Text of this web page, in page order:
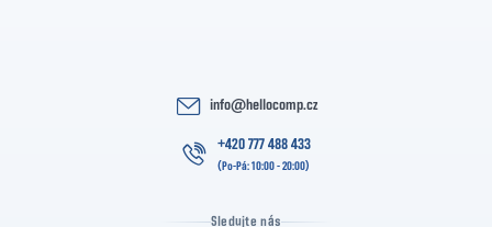
info@hellocomp.cz
+420 777 488 433
Sledujte nás